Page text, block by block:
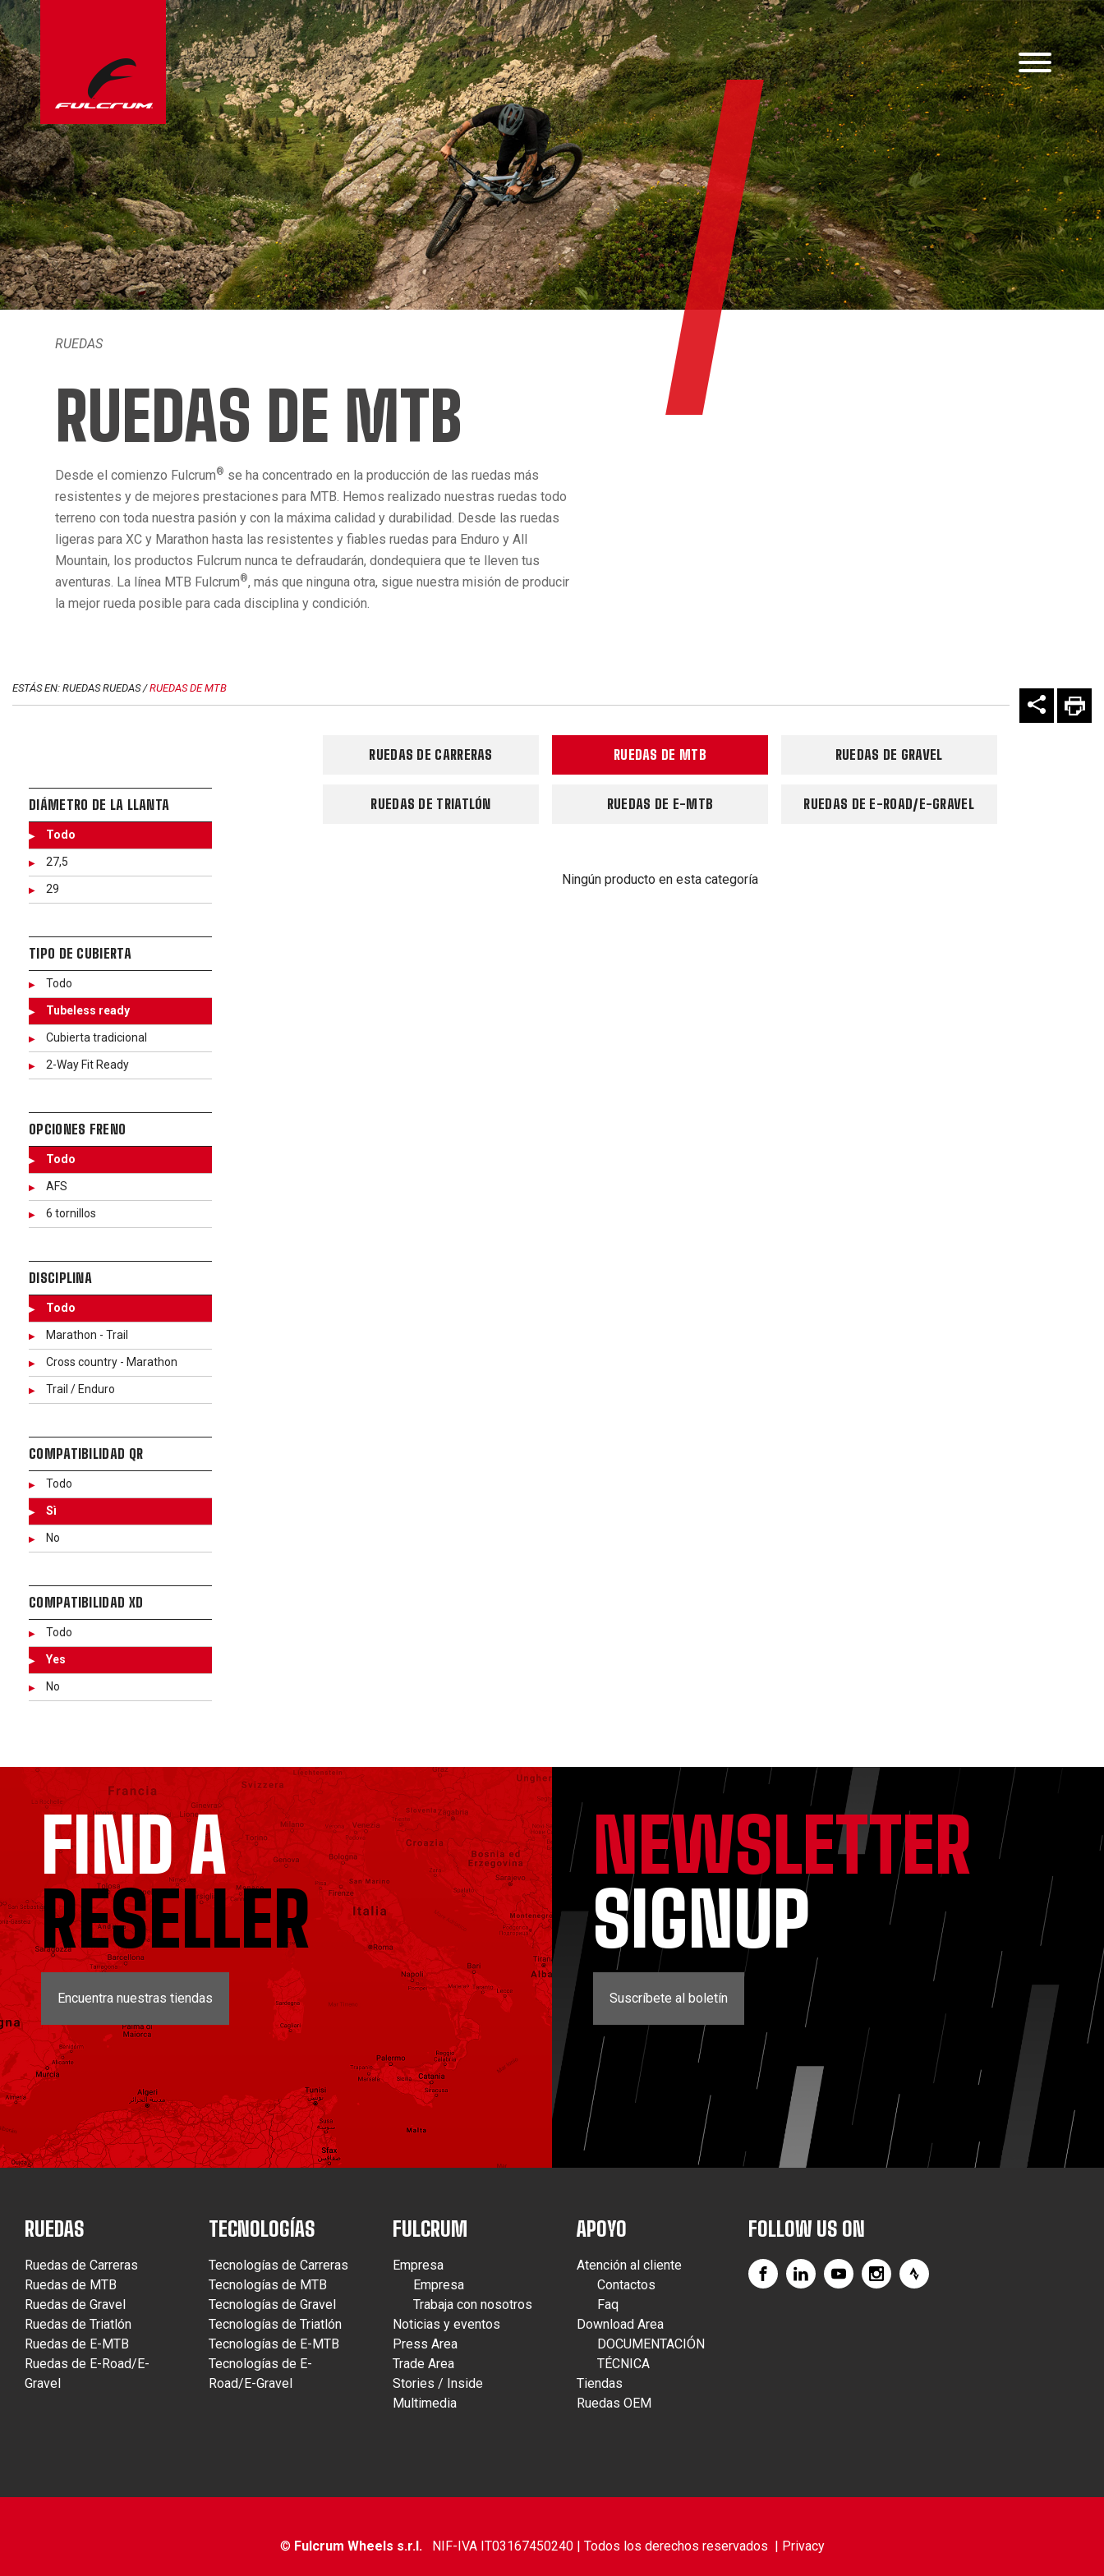
RUEDAS
RUEDAS DE MTB
Desde el comienzo Fulcrum® se ha concentrado en la producción de las ruedas más
resistentes y de mejores prestaciones para MTB. Hemos realizado nuestras ruedas todo
terreno con toda nuestra pasión y con la máxima calidad y durabilidad. Desde las ruedas
ligeras para XC y Marathon hasta las resistentes y fiables ruedas para Enduro y All
Mountain, los productos Fulcrum nunca te defraudarán, dondequiera que te lleven tus
aventuras. La línea MTB Fulcrum®, más que ninguna otra, sigue nuestra misión de producir
la mejor rueda posible para cada disciplina y condición.
ESTÁS EN: RUEDAS RUEDAS /RUEDAS DE MTB
DIÁMETRO DE LA LLANTA
Todo
27,5
29
TIPO DE CUBIERTA
Todo
Tubeless ready
Cubierta tradicional
2-Way Fit Ready
OPCIONES FRENO
Todo
AFS
6 tornillos
DISCIPLINA
Todo
Marathon - Trail
Cross country - Marathon
Trail / Enduro
COMPATIBILIDAD QR
Todo
Sì
No
COMPATIBILIDAD XD
Todo
Yes
No
RUEDAS DE CARRERAS RUEDAS DE MTB RUEDAS DE GRAVEL
RUEDAS DE TRIATLÓN RUEDAS DE E-MTB RUEDAS DE E-ROAD/E-GRAVEL
Ningún producto en esta categoría
FIND A
RESELLER
Encuentra nuestras tiendas
NEWSLETTER
SIGNUP
Suscríbete al boletín
RUEDAS
Ruedas de Carreras
Ruedas de MTB
Ruedas de Gravel
Ruedas de Triatlón
Ruedas de E-MTB
Ruedas de E-Road/E-
Gravel
TECNOLOGÍAS
Tecnologías de Carreras
Tecnologías de MTB
Tecnologías de Gravel
Tecnologías de Triatlón
Tecnologías de E-MTB
Tecnologías de E-
Road/E-Gravel
FULCRUM
Empresa
Empresa
Trabaja con nosotros
Noticias y eventos
Press Area
Trade Area
Stories / Inside
Multimedia
APOYO
Atención al cliente
Contactos
Faq
Download Area
DOCUMENTACIÓN
TÉCNICA
Tiendas
Ruedas OEM
FOLLOW US ON
© Fulcrum Wheels s.r.l.NIF-IVA IT03167450240 | Todos los derechos reservados | Privacy